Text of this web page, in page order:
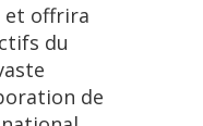
et offrira
du
de